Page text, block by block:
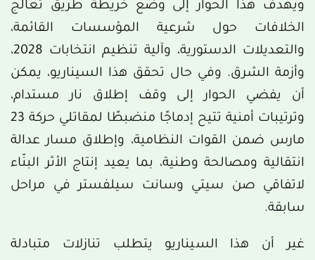
ويهدف هذا الحوار إلى وضع خريطة طريق تعالج
الخلافات حول شرعية المؤسسات القائمة،
والتعديلات الدستورية، وآلية تنظيم انتخابات 2028،
وأزمة الشرق. وفي حال تحقق هذا السيناريو، يمكن
أن يفضي الحوار إلى وقف إطلاق نار مستدام،
وترتيبات أمنية تتيح إدماجًا منضبطًا لمقاتلي حركة 23
مارس ضمن القوات النظامية، وإطلاق مسار عدالة
انتقالية ومصالحة وطنية، بما يعيد إنتاج الأثر البنّاء
لاتفاقي صن سيتي وسانت سيلفستر في مراحل
سابقة.
غير أن هذا السيناريو يتطلب تنازلات متبادلة